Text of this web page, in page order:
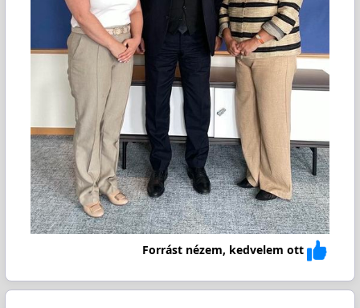
Forrást nézem, kedvelem ott